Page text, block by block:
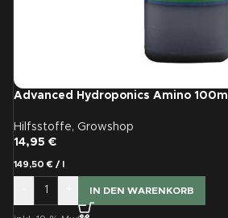
Advanced Hydroponics Amino 100ml
Hilfsstoffe, Growshop
14,95 €
149,50€ /
IN DEN WARENKORB